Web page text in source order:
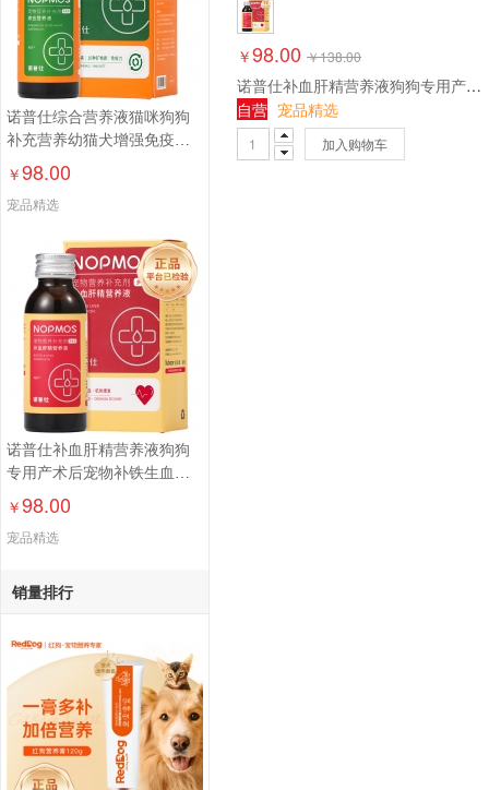
诺普仕综合营养液猫咪狗狗
补充营养幼猫犬增强免疫营
养补充100ml
￥98.00
宠品精选
诺普仕补血肝精营养液狗狗
专用产术后宠物补铁生血护
肝100ml
￥98.00
宠品精选
销量排行
￥98.00 ￥138.00
诺普仕补血肝精营养液狗狗专用产术后宠物补铁生血护肝100ml
自营 宠品精选
加入购物车